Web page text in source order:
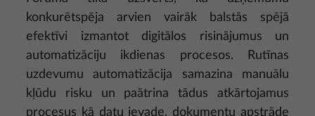
konkurētspēja arvien vairāk balstās spējā
efektīvi izmantot digitālos risinājumus un
automatizāciju ikdienas procesos. Rutīnas
uzdevumu automatizācija samazina manuālu
kļūdu risku un paātrina tādus atkārtojamus
procesus kā datu ievade, dokumentu apstrāde